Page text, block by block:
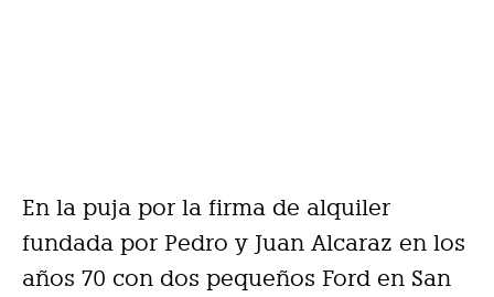
En la puja por la firma de alquiler
fundada por Pedro y Juan Alcaraz en los
años 70 con dos pequeños Ford en San